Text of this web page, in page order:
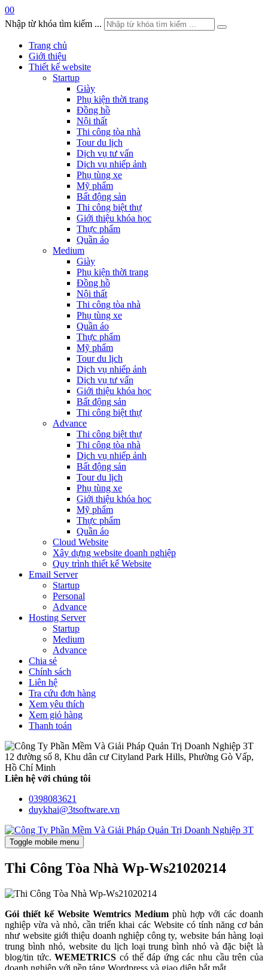
00
Nhập từ khóa tìm kiếm ...
Trang chủ
Giới thiệu
Thiết kế website
Startup
Giày
Phụ kiện thời trang
Đồng hồ
Nội thất
Thi công tòa nhà
Tour du lịch
Dịch vụ tư vấn
Dịch vụ nhiếp ảnh
Phụ tùng xe
Mỹ phẩm
Bất động sản
Thi công biệt thự
Giới thiệu khóa học
Thực phẩm
Quần áo
Medium
Giày
Phụ kiện thời trang
Đồng hồ
Nội thất
Thi công tòa nhà
Phụ tùng xe
Quần áo
Thực phẩm
Mỹ phẩm
Tour du lịch
Dịch vụ nhiếp ảnh
Dịch vụ tư vấn
Giới thiệu khóa học
Bất động sản
Thi công biệt thự
Advance
Thi công biệt thự
Thi công tòa nhà
Dịch vụ nhiếp ảnh
Bất động sản
Tour du lịch
Phụ tùng xe
Giới thiệu khóa học
Mỹ phẩm
Thực phẩm
Quần áo
Cloud Website
Xây dựng website doanh nghiệp
Quy trình thiết kế Website
Email Server
Startup
Personal
Advance
Hosting Server
Startup
Medium
Advance
Chia sẻ
Chính sách
Liên hệ
Tra cứu đơn hàng
Xem yêu thích
Xem giỏ hàng
Thanh toán
12 đường số 8, Khu dân cư Cityland Park Hills, Phường Gò Vấp,
Hồ Chí Minh
Liên hệ với chúng tôi
0398083621
duykhai@3tsoftware.vn
Toggle mobile menu
Thi Công Tòa Nhà Wp-Ws21020214
Gói thiết kế Website Wemtrics Medium phù hợp với các doanh
nghiệp vừa và nhỏ, cần triển khai các Website có tính năng cơ bản
như website giới thiệu doanh nghiệp công ty, website bán hàng loại
trung bình nhỏ, website du lịch loại trung bình nhỏ và đặc biệt là
blog/tin tức.WEMETRICS có thể đáp ứng các nhu cầu trên của
doanh nghiệp với nền tảng Wordpress và giao diện bắt mắt.